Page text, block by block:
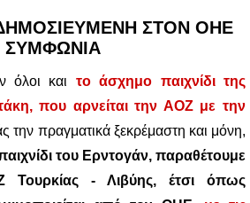
ΣΤΟΝ ΟΗΕ
ΣΥΜΦΩΝΙΑ
όλοι και το άσχημο παιχνίδι της
που αρνείται την ΑΟΖ με την
την πραγματικά ξεκρέμαστη και μόνη,
του Ερντογάν, παραθέτουμε
Τουρκίας - Λιβύης, έτσι όπως